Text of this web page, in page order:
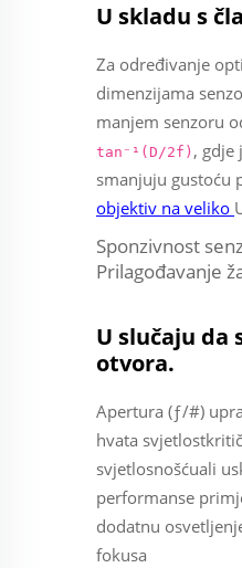
U skladu s
Za određivanje
dimenzijama
manjem senzoru
tan⁻¹(D/2f) , gdje
smanjuju gustoću
objektiv na veliko
Sponzivnost
Prilagođavanje
U slučaju
otvora.
Apertura (ƒ/#)
hvata
svjetlosnošćuali
performanse
dodatnu
fokusa